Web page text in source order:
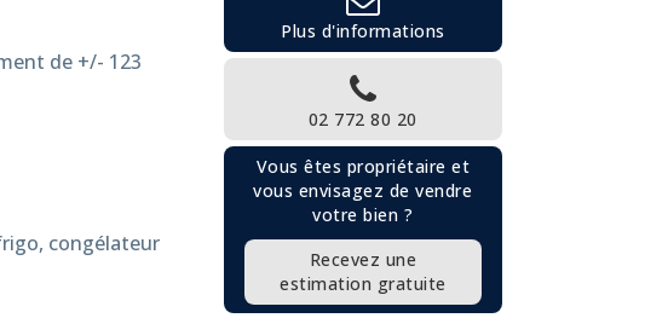
de +/- 123
congélateur
Plus d'informations
02 772 80 20
Vous êtes propriétaire et
vous envisagez de vendre
votre bien ?
Recevez une
estimation gratuite